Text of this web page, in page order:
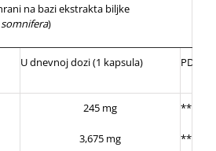
na bazi ekstrakta biljke
)
U dnevnoj dozi (1 kapsula) PDU%*
245 mg
3,675 mg
**
**